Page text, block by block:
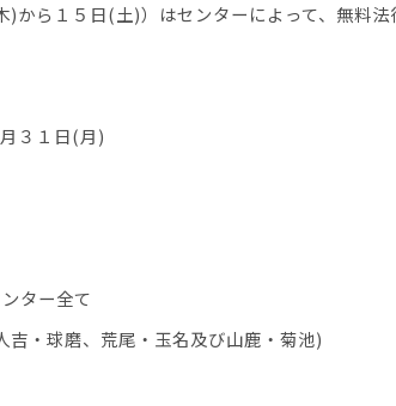
ら１５日(土)）はセンターによって、無料法
３１日(月)
ター全て
・球磨、荒尾・玉名及び山鹿・菊池)